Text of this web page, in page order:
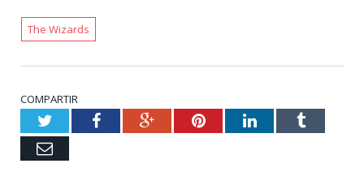
The Wizards
COMPARTIR
TwitterFacebookGoogle+PinterestLinkedInTumblr
Email